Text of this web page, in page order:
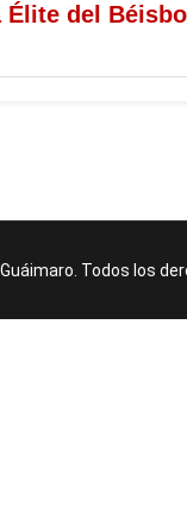
Élite del Béisbol
Todos los